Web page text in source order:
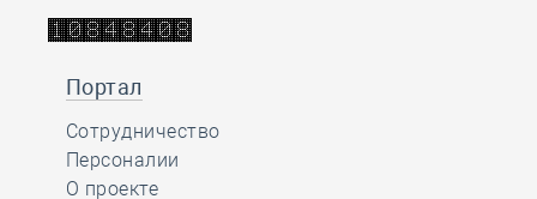
Портал
Сотрудничество
Персоналии
О проекте